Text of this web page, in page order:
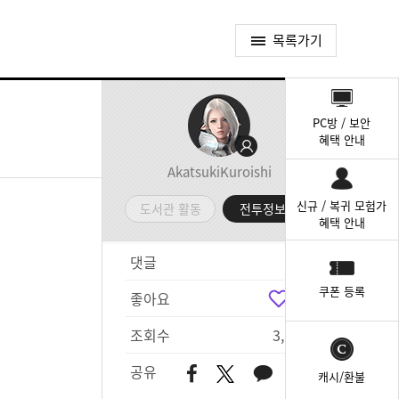
목록가기
AkatsukiKuroishi
도서관 활동 전투정보실
댓글
좋아요
조회수
3,105
공유
PC방 / 보안
혜택 안내
신규 / 복귀 모험가
혜택 안내
쿠폰 등록
캐시/환불